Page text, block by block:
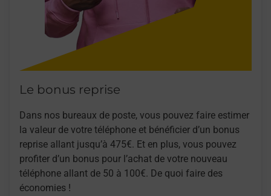
Le bonus reprise
Dans nos bureaux de poste, vous pouvez faire estimer
la valeur de votre téléphone et bénéficier d’un bonus
reprise allant jusqu’à 475€. Et en plus, vous pouvez
profiter d’un bonus pour l’achat de votre nouveau
téléphone allant de 50 à 100€. De quoi faire des
économies !